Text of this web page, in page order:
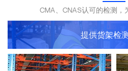
CMA、CNAS认可的检测，
提供货架检